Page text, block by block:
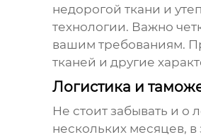
недорогой ткани и
технологии. Важно
вашим требованиям.
тканей и другие
Логистика и
Не стоит забывать и о
нескольких месяцев,